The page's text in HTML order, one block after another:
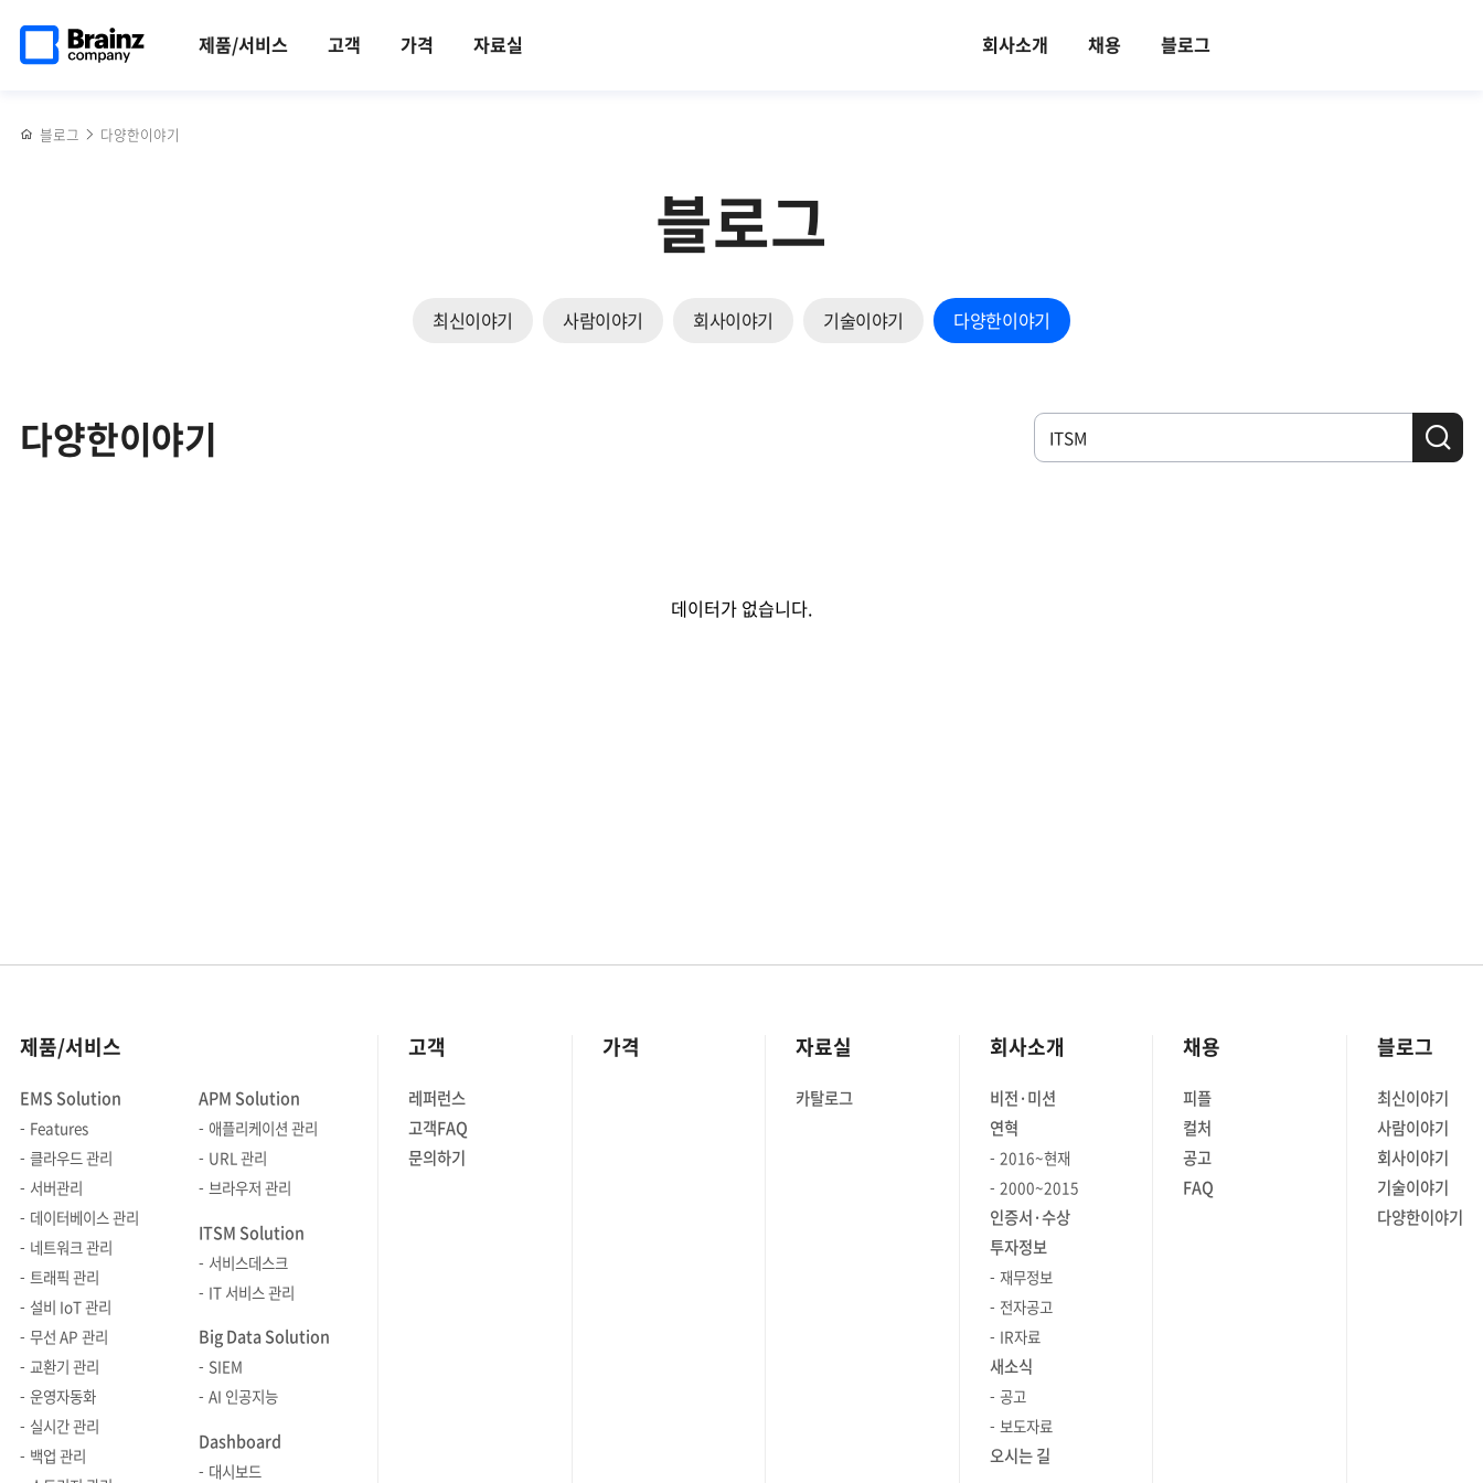
건너뛰기
제품/서비스 고객 가격 자료실 회사소개 채용 블로그
페이지로
블로그 다양한이야기
블로그
최신이야기 사람이야기 회사이야기 기술이야기 다양한이야기
다양한이야기
데이터가 없습니다.
제품/서비스
EMS Solution
Features
클라우드 관리
서버관리
데이터베이스 관리
네트워크 관리
트래픽 관리
설비 IoT 관리
무선 AP 관리
교환기 관리
운영자동화
실시간 관리
백업 관리
APM Solution
애플리케이션 관리
URL 관리
브라우저 관리
ITSM Solution
서비스데스크
IT 서비스 관리
Big Data Solution
SIEM
AI 인공지능
Dashboard
대시보드
고객
레퍼런스
고객FAQ
문의하기
가격 자료실
카탈로그
회사소개
비전·미션
연혁
2016~현재
2000~2015
인증서·수상
투자정보
재무정보
전자공고
IR자료
새소식
공고
보도자료
오시는 길
채용
피플
컬처
공고
FAQ
블로그
최신이야기
사람이야기
회사이야기
기술이야기
다양한이야기